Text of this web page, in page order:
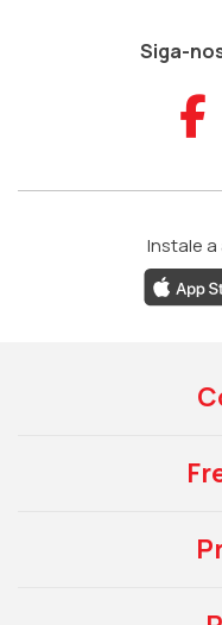
Siga-
Instale